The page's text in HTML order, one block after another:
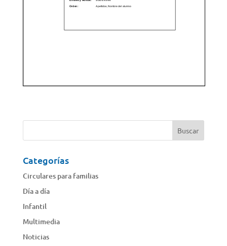
Categorías
Circulares para familias
Día a día
Infantil
Multimedia
Noticias